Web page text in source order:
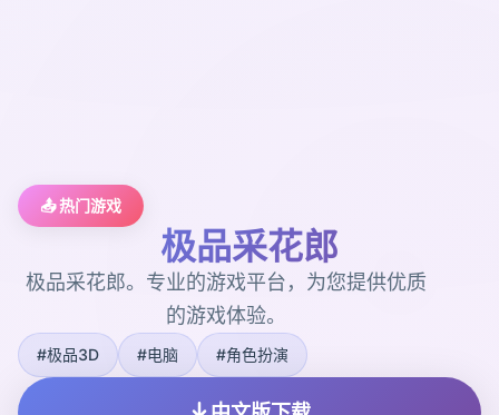
📤 热门游戏
极品采花郎
极品采花郎。专业的游戏平台，为您提供优质
的游戏体验。
#极品3D #电脑 #角色扮演